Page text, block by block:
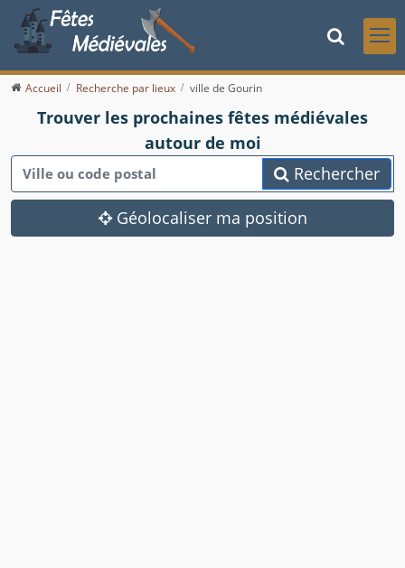
Accueil Recherche par lieux ville de Gourin
Trouver les prochaines fêtes médiévales
autour de moi
Rechercher
Géolocaliser ma position